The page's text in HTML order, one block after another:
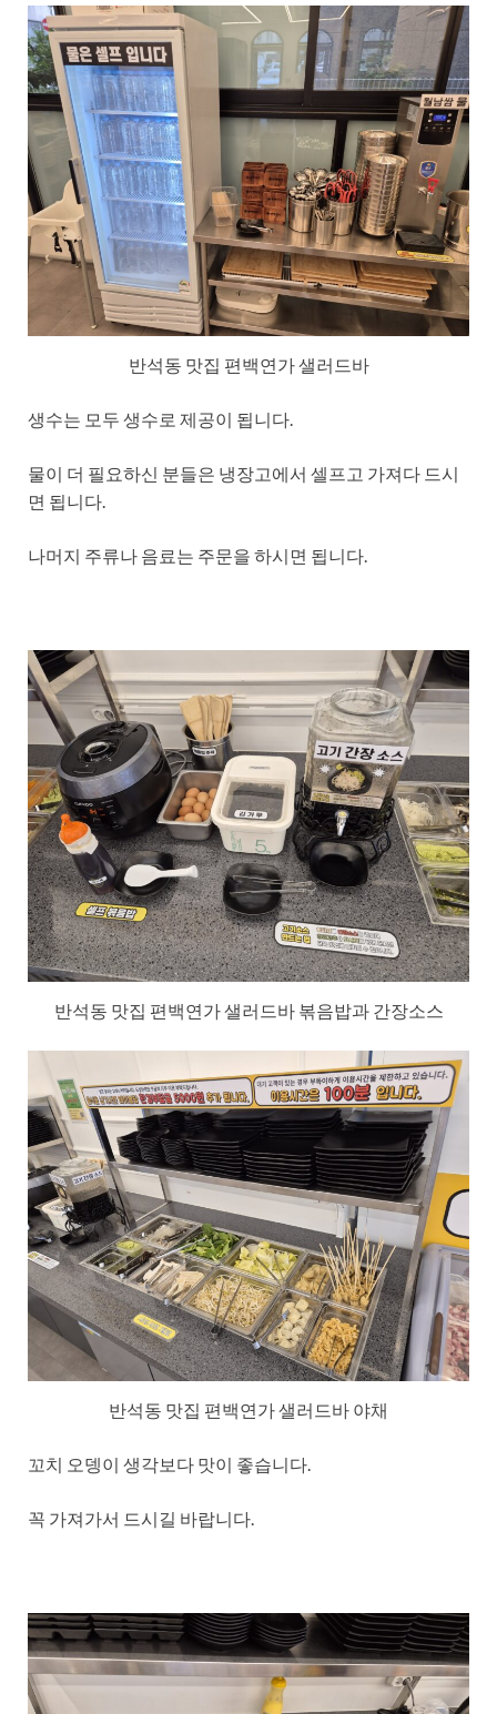
반석동 맛집 편백연가 샐러드바
생수는 모두 생수로 제공이 됩니다.
물이 더 필요하신 분들은 냉장고에서 셀프고 가져다 드시
면 됩니다.
나머지 주류나 음료는 주문을 하시면 됩니다.
반석동 맛집 편백연가 샐러드바 볶음밥과 간장소스
반석동 맛집 편백연가 샐러드바 야채
꼬치 오뎅이 생각보다 맛이 좋습니다.
꼭 가져가서 드시길 바랍니다.